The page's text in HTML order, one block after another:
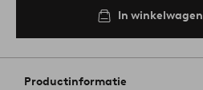
In winkelwagen
Productinformatie